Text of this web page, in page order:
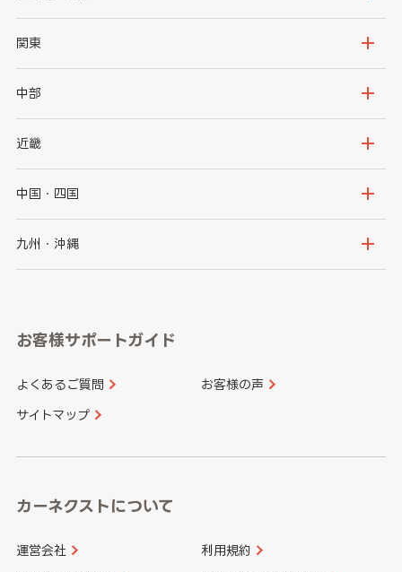
北海道
岩手県
秋田県
関東
茨城県
群馬県
千葉県
中部
新潟県
石川県
山梨県
愛知県
近畿
大阪府
京都府
和歌山県
中国・四国
鳥取県
山口県
香川県 愛媛県
九州・沖縄
長崎県
大分県 宮崎県
お客様サポートガイド
よくあるご質問 お客様の声
サイトマップ
カーネクストについて
運営会社 利用規約